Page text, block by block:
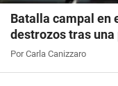
Batalla campal en
destrozos tras una
Por Carla Canizzaro